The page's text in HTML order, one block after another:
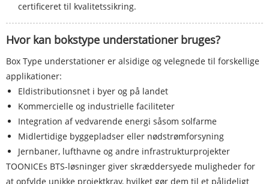
certificeret til kvalitetssikring.
Hvor kan bokstype understationer bruges?
Box Type understationer er alsidige og velegnede til forskellige
applikationer:
Eldistributionsnet i byer og på landet
Kommercielle og industrielle faciliteter
Integration af vedvarende energi såsom solfarme
Midlertidige byggepladser eller nødstrømforsyning
Jernbaner, lufthavne og andre infrastrukturprojekter
TOONICEs BTS-løsninger giver skræddersyede muligheder for
at opfylde unikke projektkrav, hvilket gør dem til et pålideligt